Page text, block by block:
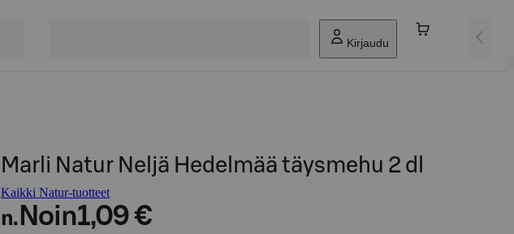
Kirjaudu
Marli Natur Neljä Hedelmää täysmehu 2 dl
Kaikki Natur-tuotteet
n. Noin1,09 €